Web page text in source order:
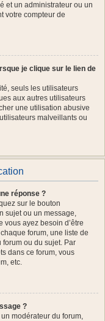
et un administrateur ou un
votre compteur de
je clique sur le lien de
seuls les utilisateurs
aux autres utilisateurs
une utilisation abusive
malveillants ou
réponse ?
sur le bouton
sujet ou un message,
ayez besoin d’être
forum, une liste de
forum ou du sujet. Par
dans ce forum, vous
etc.
?
modérateur du forum,